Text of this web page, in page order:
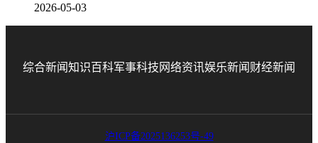
2026-05-03
综合新闻知识百科军事科技 网络资讯娱乐新闻 财经新闻
沪ICP备2025136253号-49